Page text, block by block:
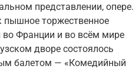
представлении, опере.
пышное торжественное
Франции и во всём мире
дворе состоялось
балетом — «Комедийный